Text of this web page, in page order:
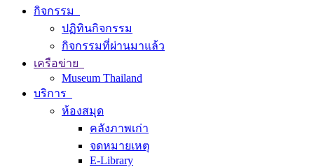
กิจกรรม
ปฏิทินกิจกรรม
กิจกรรมที่ผ่านมาแล้ว
เครือข่าย
Museum Thailand
บริการ
ห้องสมุด
คลังภาพเก่า
จดหมายเหตุ
E-Library